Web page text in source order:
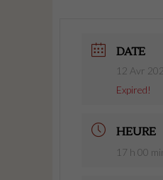
DATE
12 Avr
Expired!
HEURE
17 h 00